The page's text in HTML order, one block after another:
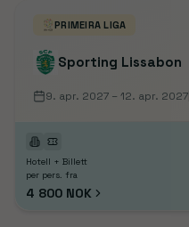
PRIMEIRA LIGA
Sporting Lissabon
9. apr. 2027 – 12. apr. 2027
Hotell + Billett
per pers. fra
4 800 NOK